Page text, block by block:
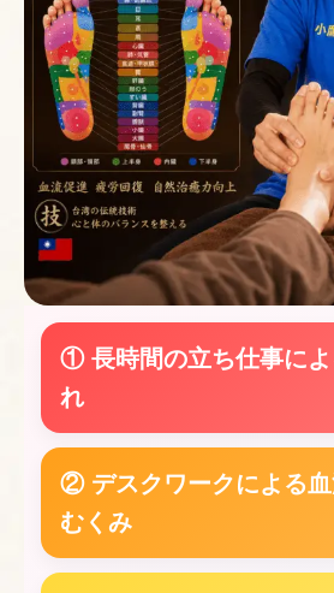
① 長時間の立ち仕事に
れ
② デスクワークによる血
むくみ